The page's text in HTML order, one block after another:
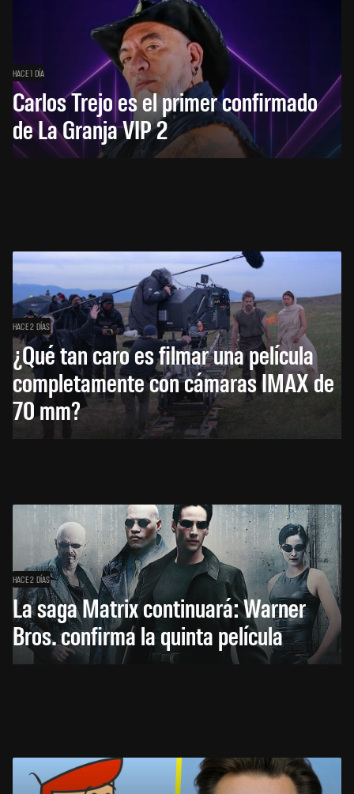
HACE 1 DÍA
Carlos Trejo es el primer confirmado
de La Granja VIP 2
HACE 2 DÍAS
¿Qué tan caro es filmar una película
completamente con cámaras IMAX de
70 mm?
HACE 2 DÍAS
La saga Matrix continuará: Warner
Bros. confirma la quinta película